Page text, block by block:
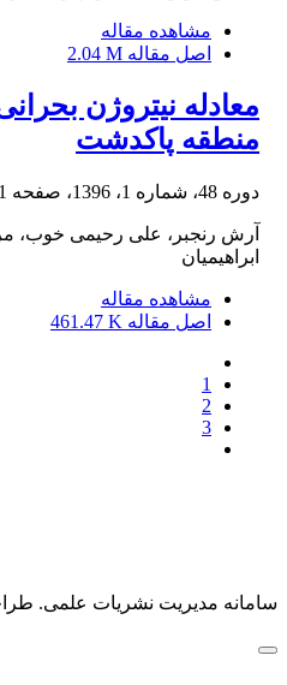
مشاهده مقاله
اصل مقاله 2.04 M
معادله نیتروژن
منطقه پاکدشت
دوره 48، شماره 1، 1396، صفحه 1-9
آرش رنجبر، علی رحیمی خوب،
ابراهیمیان
مشاهده مقاله
اصل مقاله 461.47 K
1
2
3
سامانه مدیریت نشریات علمی.